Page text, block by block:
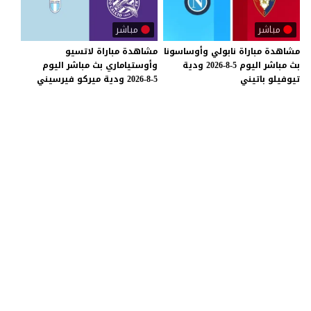
مباشر
مشاهدة مباراة نابولي وأوساسونا
بث مباشر اليوم 5-8-2026
ودية
تيوفيلو باتيني
مباشر
مشاهدة مباراة لاتسيو
وأوستياماري بث مباشر اليوم
5-8-2026
ودية ميركو فيرسيني